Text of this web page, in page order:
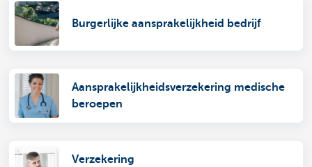
Burgerlijke aansprakelijkheid bedrijf
Aansprakelijkheidsverzekering medische
beroepen
Verzekering